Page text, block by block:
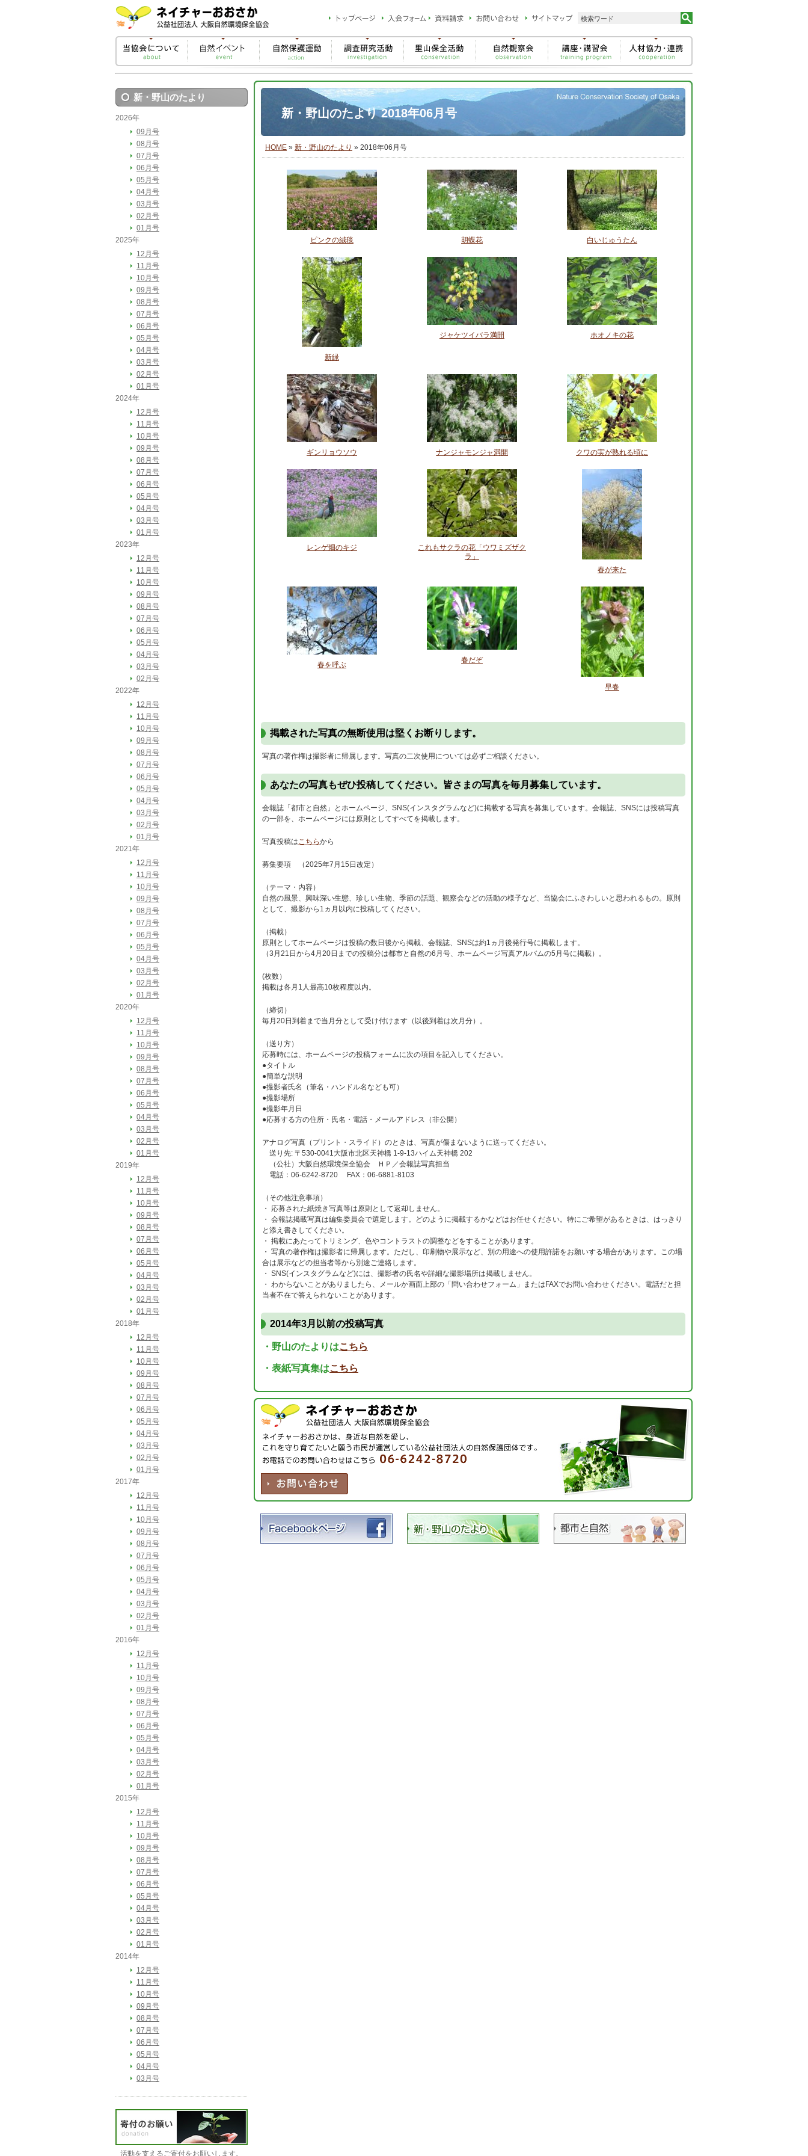
新・野山のたより 2018年06月号
HOME » 新・野山のたより » 2018年06月号
ピンクの絨毯 胡蝶花 白いじゅうたん
新緑
ジャケツイバラ満開 ホオノキの花
ギンリョウソウ ナンジャモンジャ満開 クワの実が熟れる頃に
レンゲ畑のキジ
これもサクラの花「ウワミズザク
ラ」
春が来た
春を呼ぶ
春だぞ
早春
掲載された写真の無断使用は堅くお断りします。
写真の著作権は撮影者に帰属します。写真の二次使用については必ずご相談ください。
あなたの写真もぜひ投稿してください。皆さまの写真を毎月募集しています。
会報誌「都市と自然」とホームページ、SNS(インスタグラムなど)に掲載する写真を募集しています。会報誌、SNSには投稿写真
の一部を、ホームページには原則としてすべてを掲載します。
写真投稿はこちらから
募集要項 （2025年7月15日改定）
（テーマ・内容）
自然の風景、興味深い生態、珍しい生物、季節の話題、観察会などの活動の様子など、当協会にふさわしいと思われるもの。原則
として、撮影から1ヵ月以内に投稿してください。
（掲載）
原則としてホームページは投稿の数日後から掲載、会報誌、SNSは約1ヵ月後発行号に掲載します。
（3月21日から4月20日までの投稿分は都市と自然の6月号、ホームページ写真アルバムの5月号に掲載）。
(枚数）
掲載は各月1人最高10枚程度以内。
（締切）
毎月20日到着まで当月分として受け付けます（以後到着は次月分）。
（送り方）
応募時には、ホームページの投稿フォームに次の項目を記入してください。
●タイトル
●簡単な説明
●撮影者氏名（筆名・ハンドル名なども可）
●撮影場所
●撮影年月日
●応募する方の住所・氏名・電話・メールアドレス（非公開）
アナログ写真（プリント・スライド）のときは、写真が傷まないように送ってください。
送り先: 〒530-0041大阪市北区天神橋 1-9-13ハイム天神橋 202
（公社）大阪自然環境保全協会 ＨＰ／会報誌写真担当
電話：06-6242-8720 FAX：06-6881-8103
（その他注意事項）
・ 応募された紙焼き写真等は原則として返却しません。
・ 会報誌掲載写真は編集委員会で選定します。どのように掲載するかなどはお任せください。特にご希望があるときは、はっきり
と添え書きしてください。
・ 掲載にあたってトリミング、色やコントラストの調整などをすることがあります。
・ 写真の著作権は撮影者に帰属します。ただし、印刷物や展示など、別の用途への使用許諾をお願いする場合があります。この場
合は展示などの担当者等から別途ご連絡します。
・ SNS(インスタグラムなど)には、撮影者の氏名や詳細な撮影場所は掲載しません。
・ わからないことがありましたら、メールか画面上部の「問い合わせフォーム」またはFAXでお問い合わせください。電話だと担
当者不在で答えられないことがあります。
2014年3月以前の投稿写真
・野山のたよりはこちら
・表紙写真集はこちら
新・野山のたより
2026年
09月号
08月号
07月号
06月号
05月号
04月号
03月号
02月号
01月号
2025年
12月号
11月号
10月号
09月号
08月号
07月号
06月号
05月号
04月号
03月号
02月号
01月号
2024年
12月号
11月号
10月号
09月号
08月号
07月号
06月号
05月号
04月号
03月号
01月号
2023年
12月号
11月号
10月号
09月号
08月号
07月号
06月号
05月号
04月号
03月号
02月号
2022年
12月号
11月号
10月号
09月号
08月号
07月号
06月号
05月号
04月号
03月号
02月号
01月号
2021年
12月号
11月号
10月号
09月号
08月号
07月号
06月号
05月号
04月号
03月号
02月号
01月号
2020年
12月号
11月号
10月号
09月号
08月号
07月号
06月号
05月号
04月号
03月号
02月号
01月号
2019年
12月号
11月号
10月号
09月号
08月号
07月号
06月号
05月号
04月号
03月号
02月号
01月号
2018年
12月号
11月号
10月号
09月号
08月号
07月号
06月号
05月号
04月号
03月号
02月号
01月号
2017年
12月号
11月号
10月号
09月号
08月号
07月号
06月号
05月号
04月号
03月号
02月号
01月号
2016年
12月号
11月号
10月号
09月号
08月号
07月号
06月号
05月号
04月号
03月号
02月号
01月号
2015年
12月号
11月号
10月号
09月号
08月号
07月号
06月号
05月号
04月号
03月号
02月号
01月号
2014年
12月号
11月号
10月号
09月号
08月号
07月号
06月号
05月号
04月号
03月号
活動を支えるご寄付をお願いします。